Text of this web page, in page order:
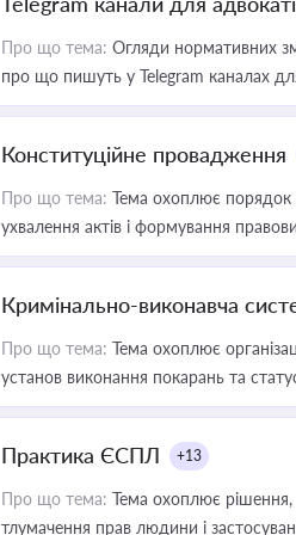
Про що тема: Огляди нормативних
про що пишуть у Telegram каналах
Конституційне провадження
Про що тема: Тема охоплює порядок
ухвалення актів і формування
Кримінально-виконавча
Про що тема: Тема охоплює
установ виконання покарань та
Практика ЄСПЛ +13
Про що тема: Тема охоплює рішення,
тлумачення прав людини і